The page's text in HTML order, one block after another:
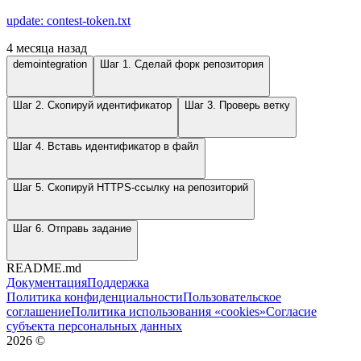
update: contest-token.txt
4 месяца назад
demointegration Шаг 1. Сделай форк репозитория
Шаг 2. Скопируй идентификатор Шаг 3. Проверь ветку
Шаг 4. Вставь идентификатор в файл
Шаг 5. Скопируй HTTPS-ссылку на репозиторий
Шаг 6. Отправь задание
README.md
ДокументацияПоддержка
Политика конфиденциальностиПользовательское
соглашениеПолитика использования «cookies»Согласие
субъекта персональных данных
2026 ©